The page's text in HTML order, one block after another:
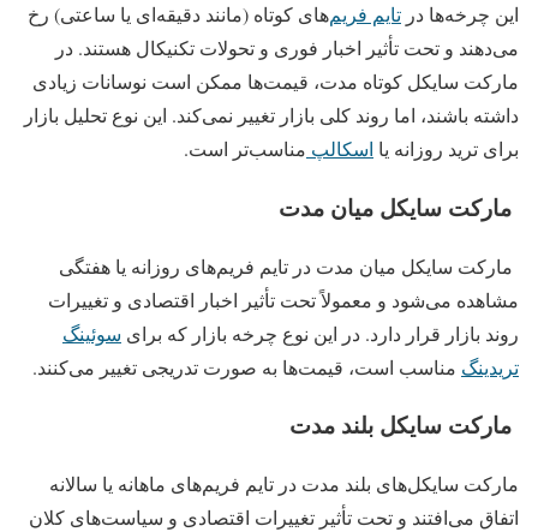
این چرخه‌ها در تایم‌ فریم‌های کوتاه (مانند دقیقه‌ای یا ساعتی) رخ
می‌دهند و تحت تأثیر اخبار فوری و تحولات تکنیکال هستند. در
مارکت سایکل کوتاه‌ مدت، قیمت‌ها ممکن است نوسانات زیادی
داشته باشند، اما روند کلی بازار تغییر نمی‌کند. این نوع تحلیل بازار
برای ترید روزانه یا اسکالپ مناسب‌تر است.
مارکت سایکل میان مدت
مارکت سایکل میان مدت در تایم‌ فریم‌های روزانه یا هفتگی
مشاهده می‌شود و معمولاً تحت تأثیر اخبار اقتصادی و تغییرات
روند بازار قرار دارد. در این نوع چرخه بازار که برای سوئینگ
تریدینگ مناسب است، قیمت‌ها به‌ صورت تدریجی تغییر می‌کنند.
مارکت سایکل بلند مدت
مارکت سایکل‌های بلند مدت در تایم‌ فریم‌های ماهانه یا سالانه
اتفاق می‌افتند و تحت تأثیر تغییرات اقتصادی و سیاست‌های کلان